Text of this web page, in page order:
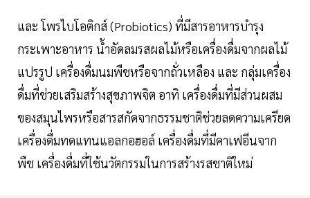
และ โพรไบโอติกส์ (Probiotics) ที่มีสารอาหารบำรุง
กระเพาะอาหาร น้ำอัดลมรสผลไม้หรือเครื่องดื่มจากผลไม้
แปรรูป เครื่องดื่มนมพืชหรือจากถั่วเหลือง และ กลุ่มเครื่อง
ดื่มที่ช่วยเสริมสร้างสุขภาพจิต อาทิ เครื่องดื่มที่มีส่วนผสม
ของสมุนไพรหรือสารสกัดจากธรรมชาติช่วยลดความเครียด
เครื่องดื่มทดแทนแอลกอฮอล์ เครื่องดื่มที่มีคาเฟอีนจาก
พืช เครื่องดื่มที่ใช้นวัตกรรมในการสร้างรสชาติใหม่